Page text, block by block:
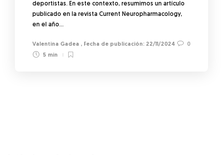
deportistas. En este contexto, resumimos un artículo
publicado en la revista Current Neuropharmacology,
en el año…
Valentina Gadea , 22/11/2024
0
5 min